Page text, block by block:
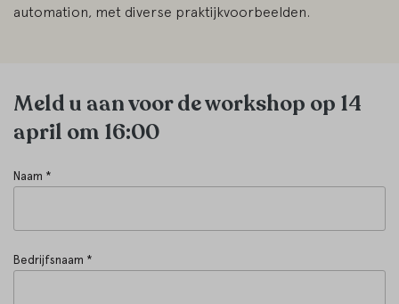
automation, met diverse praktijkvoorbeelden.
Meld u aan voor de workshop op 14
april om 16:00
Naam *
Bedrijfsnaam *